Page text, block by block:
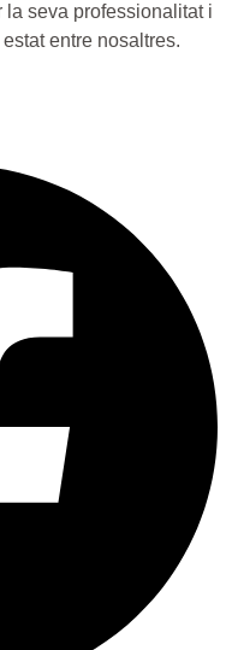
seva professionalitat i
entre nosaltres.